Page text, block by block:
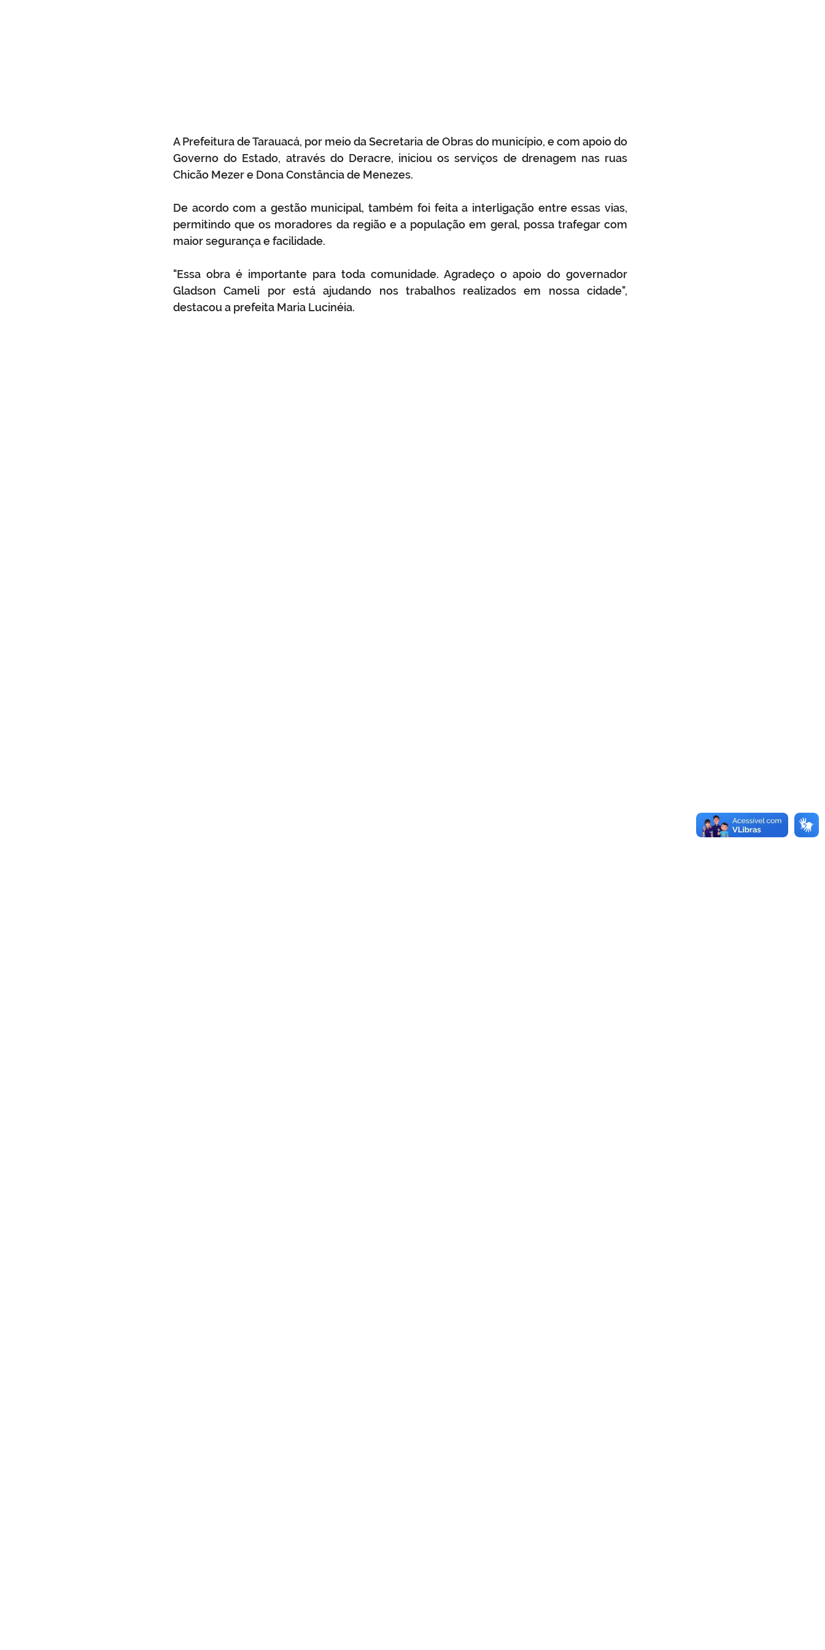
A Prefeitura de Tarauacá, por meio da Secretaria de Obras do município, e com apoio do
Governo do Estado, através do Deracre, iniciou os serviços de drenagem nas ruas
Chicão Mezer e Dona Constância de Menezes.
De acordo com a gestão municipal, também foi feita a interligação entre essas vias,
permitindo que os moradores da região e a população em geral, possa trafegar com
maior segurança e facilidade.
"Essa obra é importante para toda comunidade. Agradeço o apoio do governador
Gladson Cameli por está ajudando nos trabalhos realizados em nossa cidade",
destacou a prefeita Maria Lucinéia.